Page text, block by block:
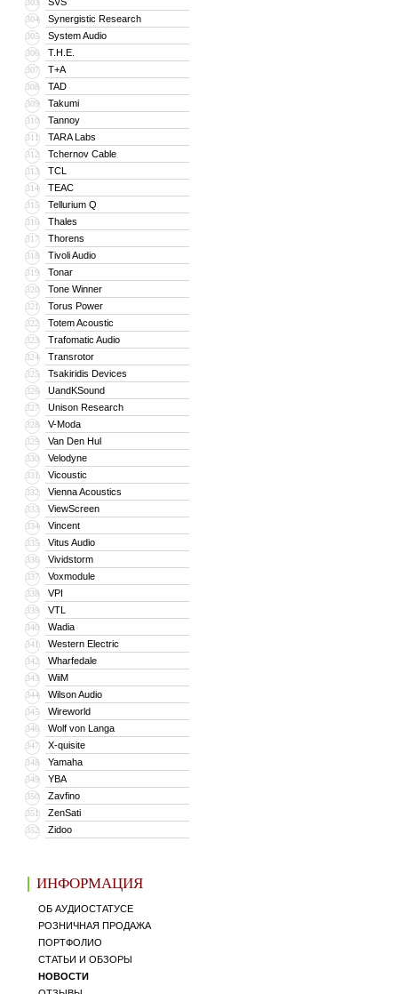
303
304 Synergistic Research
305 System Audio
306 T.H.E.
307 T+A
308 TAD
309 Takumi
310 Tannoy
311 TARA Labs
312 Tchernov Cable
313 TCL
314 TEAC
315 Tellurium Q
316 Thales
317 Thorens
318 Tivoli Audio
319 Tonar
320 Tone Winner
321 Torus Power
322 Totem Acoustic
323 Trafomatic Audio
324 Transrotor
325 Tsakiridis Devices
326 UandKSound
327 Unison Research
328 V-Moda
329 Van Den Hul
330 Velodyne
331 Vicoustic
332 Vienna Acoustics
333 ViewScreen
334 Vincent
335 Vitus Audio
336 Vividstorm
337 Voxmodule
338 VPI
339 VTL
340 Wadia
341 Western Electric
342 Wharfedale
343 WiiM
344 Wilson Audio
345 Wireworld
346 Wolf von Langa
347 X-quisite
348 Yamaha
349 YBA
350 Zavfino
351 ZenSati
352 Zidoo
ИНФОРМАЦИЯ
ОБ АУДИОСТАТУСЕ
РОЗНИЧНАЯ ПРОДАЖА
ПОРТФОЛИО
СТАТЬИ И ОБЗОРЫ
НОВОСТИ